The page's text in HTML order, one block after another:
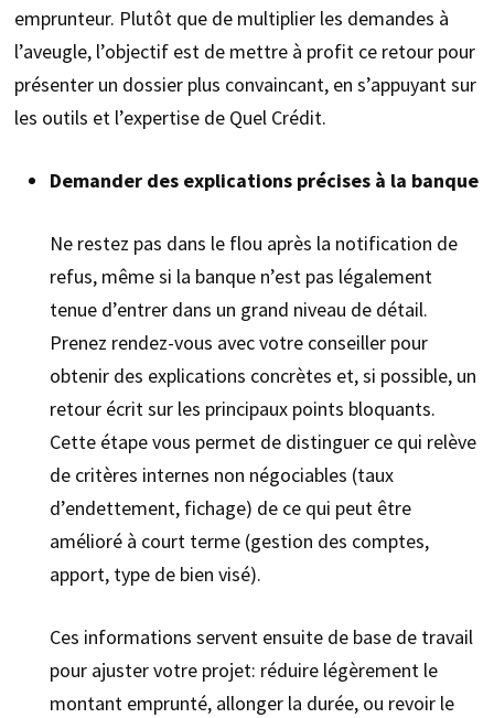
emprunteur. Plutôt que de multiplier les demandes à
l’aveugle, l’objectif est de mettre à profit ce retour pour
présenter un dossier plus convaincant, en s’appuyant sur
les outils et l’expertise de Quel Crédit.
Demander des explications précises à la banque
Ne restez pas dans le flou après la notification de
refus, même si la banque n’est pas légalement
tenue d’entrer dans un grand niveau de détail.
Prenez rendez-vous avec votre conseiller pour
obtenir des explications concrètes et, si possible, un
retour écrit sur les principaux points bloquants.
Cette étape vous permet de distinguer ce qui relève
de critères internes non négociables (taux
d’endettement, fichage) de ce qui peut être
amélioré à court terme (gestion des comptes,
apport, type de bien visé).
Ces informations servent ensuite de base de travail
pour ajuster votre projet: réduire légèrement le
montant emprunté, allonger la durée, ou revoir le